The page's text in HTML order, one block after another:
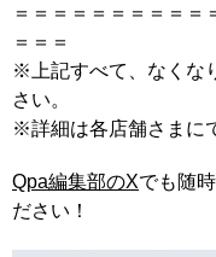
＝＝＝＝＝＝＝＝＝＝
＝＝＝
※上記すべて、なくな
さい。
※詳細は各店舗さまに
Qpa編集部のXでも随
ださい！